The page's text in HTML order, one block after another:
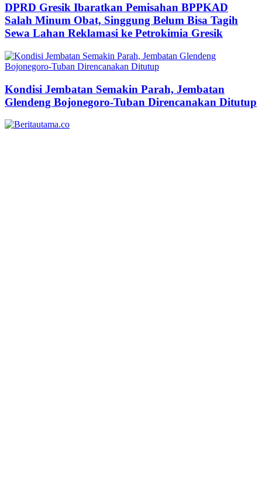
DPRD Gresik Ibaratkan Pemisahan BPPKAD
Salah Minum Obat, Singgung Belum Bisa Tagih
Sewa Lahan Reklamasi ke Petrokimia Gresik
Kondisi Jembatan Semakin Parah, Jembatan
Glendeng Bojonegoro-Tuban Direncanakan Ditutup